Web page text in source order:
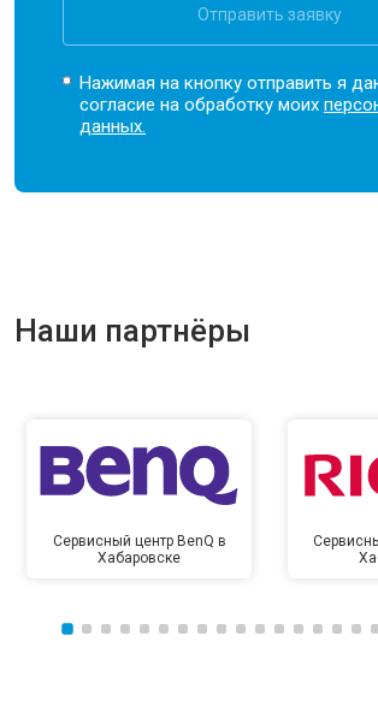
Отправить заявку
Нажимая на кнопку отправить я
согласие на обработку моих
данных.
Наши партнёры
Сервисный центр BenQ в
Хабаровске